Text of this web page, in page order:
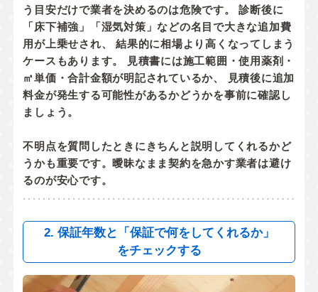
う目安だけで業者を決めるのは危険です。 診断後に
「床下補強」「湿気対策」などの名目で大きな追加費
用が上乗せされ、 結果的に相場より高くなってしまう
ケースもあります。 見積書には施工範囲・使用薬剤・
㎡単価・合計金額が明記されているか、
見積後に追加
料金が発生する可能性があるかどうかを事前に確認し
ましょう。
不明点を質問したときにきちんと説明してくれるかど
うかも重要です。曖昧なまま契約を急かす業者は避け
るのが安心です。
2. 保証年数と「保証で何をしてくれるか」
をチェックする